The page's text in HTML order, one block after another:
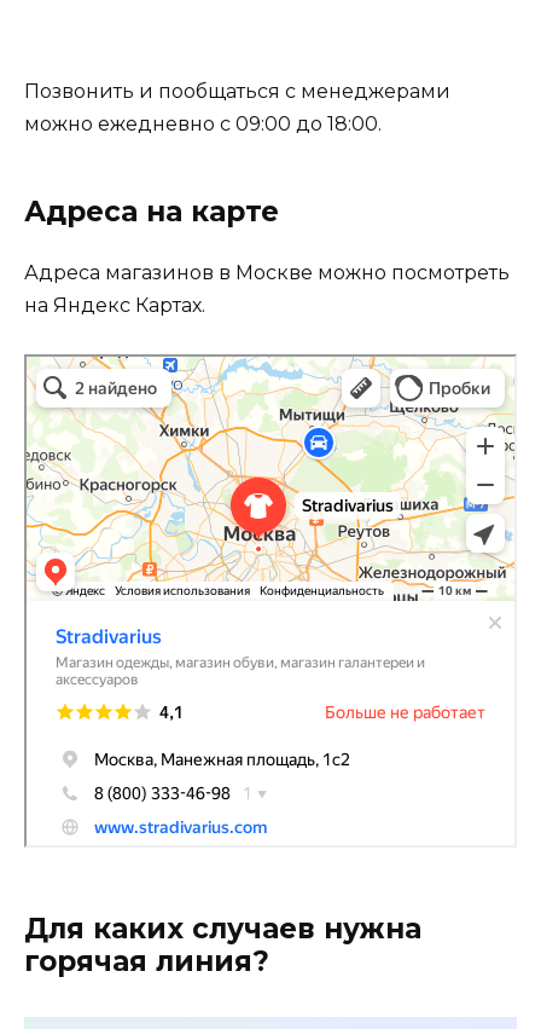
Позвонить и пообщаться с менеджерами
можно ежедневно с 09:00 до 18:00.
Адреса на карте
Адреса магазинов в Москве можно посмотреть
на Яндекс Картах.
Для каких случаев нужна
горячая линия?